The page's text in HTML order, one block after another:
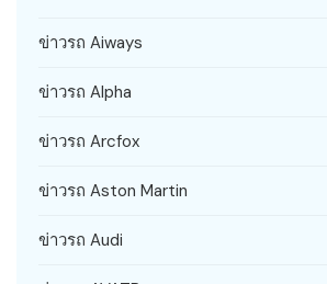
ข่าวรถ Aiways
ข่าวรถ Alpha
ข่าวรถ Arcfox
ข่าวรถ Aston Martin
ข่าวรถ Audi